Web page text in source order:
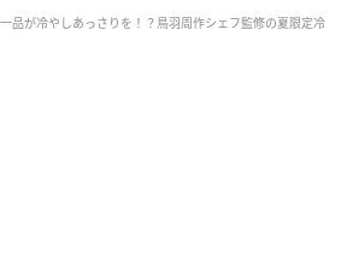
品が冷やしあっさりを！？鳥羽周作シェフ監修の夏限定冷